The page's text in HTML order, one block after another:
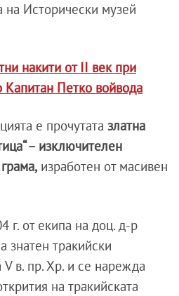
на Исторически музей
накити от II век при
Капитан Петко войвода
е прочутата златна
– изключителен
изработен от масивен
г. от екипа на доц. д-р
знатен тракийски
V в. пр. Хр. и се нарежда
на тракийската